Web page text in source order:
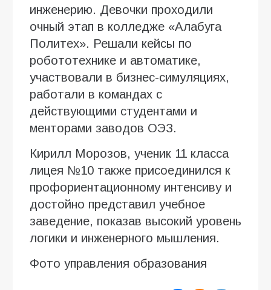
инженерию. Девочки проходили
очный этап в колледже «Алабуга
Политех». Решали кейсы по
робототехнике и автоматике,
участвовали в бизнес-симуляциях,
работали в командах с
действующими студентами и
менторами заводов ОЭЗ.
Кирилл Морозов, ученик 11 класса
лицея №10 также присоединился к
профориентационному интенсиву и
достойно представил учебное
заведение, показав высокий уровень
логики и инженерного мышления.
Фото управления образования